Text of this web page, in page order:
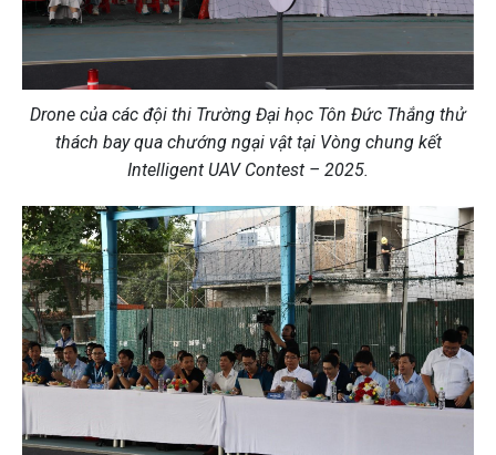
Drone của các đội thi Trường Đại học Tôn Đức Thắng thử
thách bay qua chướng ngại vật tại Vòng chung kết
Intelligent UAV Contest – 2025.